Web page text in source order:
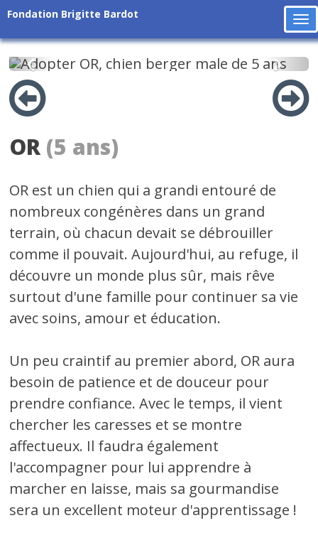
Fondation Brigitte Bardot
Précédent
OR (5 ans)
OR est un chien qui a grandi entouré de
nombreux congénères dans un grand
terrain, où chacun devait se débrouiller
comme il pouvait. Aujourd'hui, au refuge, il
découvre un monde plus sûr, mais rêve
surtout d'une famille pour continuer sa vie
avec soins, amour et éducation.
Un peu craintif au premier abord, OR aura
besoin de patience et de douceur pour
prendre confiance. Avec le temps, il vient
chercher les caresses et se montre
affectueux. Il faudra également
l'accompagner pour lui apprendre à
marcher en laisse, mais sa gourmandise
sera un excellent moteur d'apprentissage !